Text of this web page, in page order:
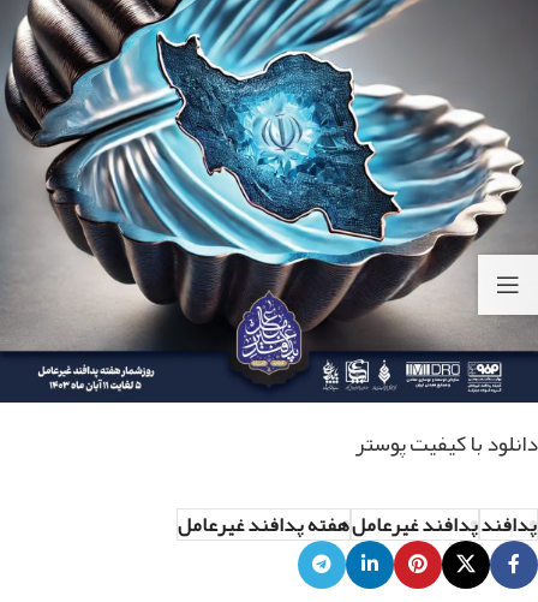
دانلود با کیفیت پوستر
پدافندپدافند غیرعاملهفته پدافند غیرعامل